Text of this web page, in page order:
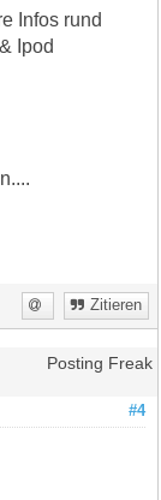
Infos rund
Ipod
Zitieren
Posting Freak
#4